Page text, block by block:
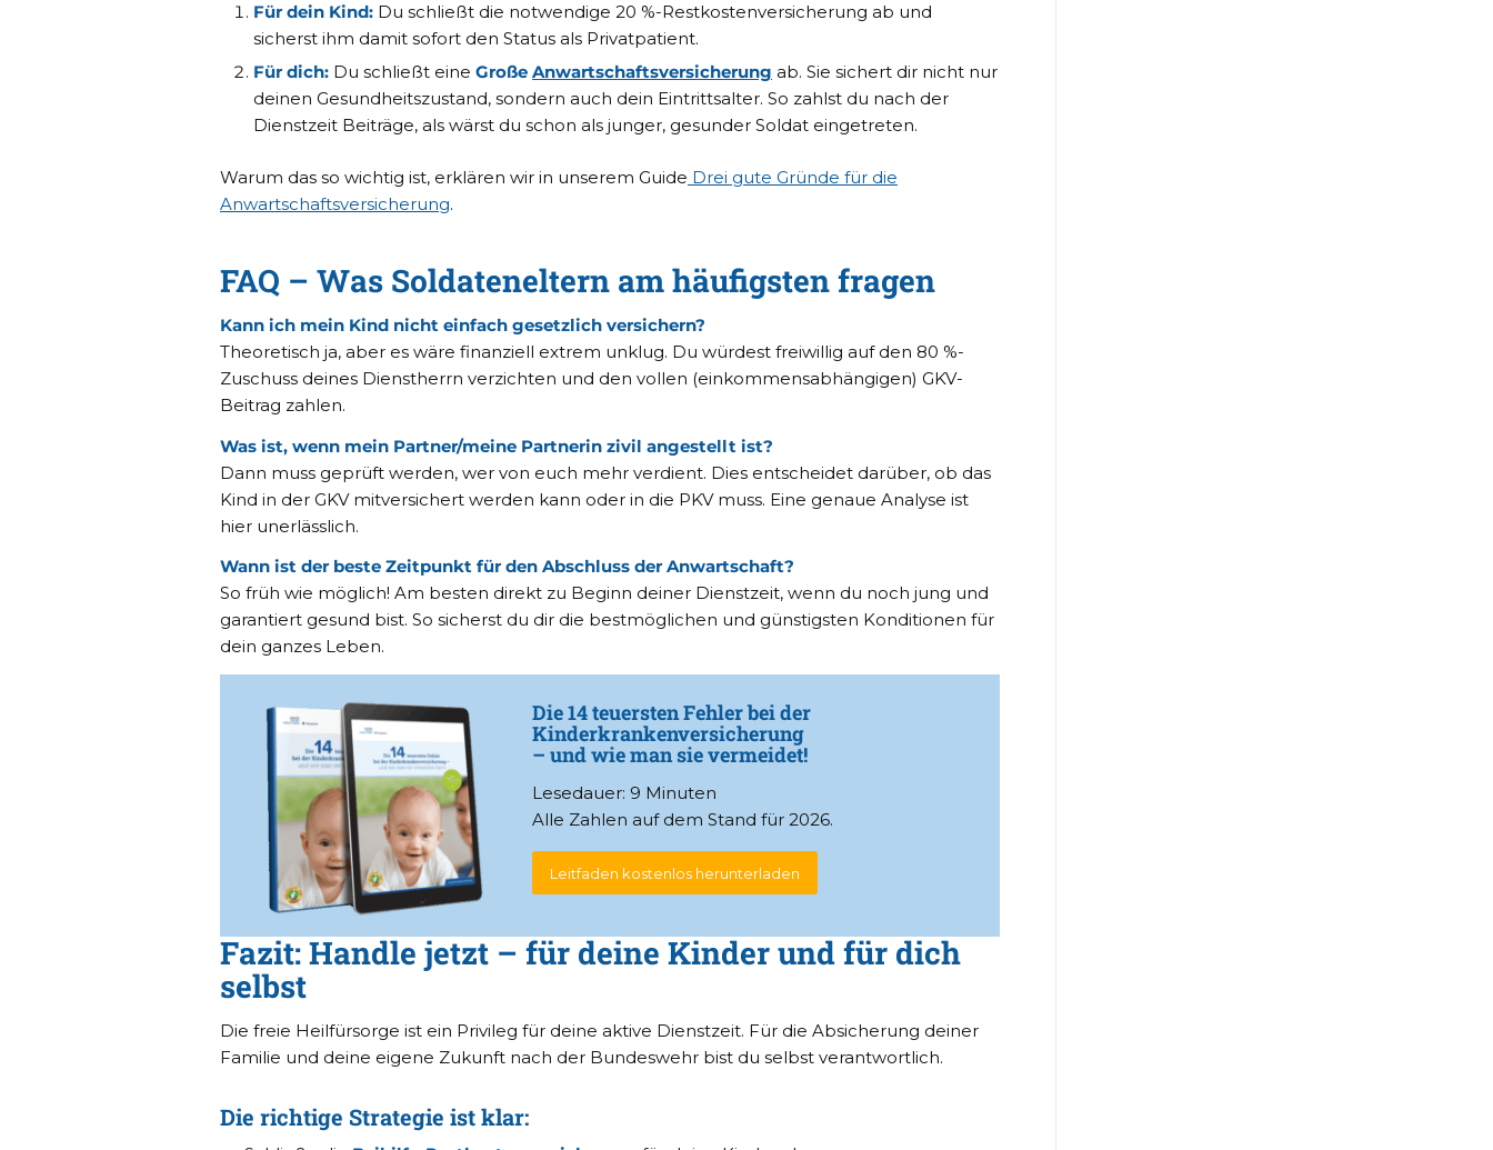
Für dein Kind: Du schließt die notwendige 20 %-Restkostenversicherung ab und
sicherst ihm damit sofort den Status als Privatpatient.
Für dich: Du schließt eine Große Anwartschaftsversicherung ab. Sie sichert dir nicht nur
deinen Gesundheitszustand, sondern auch dein Eintrittsalter. So zahlst du nach der
Dienstzeit Beiträge, als wärst du schon als junger, gesunder Soldat eingetreten.
Warum das so wichtig ist, erklären wir in unserem Guide Drei gute Gründe für die
Anwartschaftsversicherung.
FAQ – Was Soldateneltern am häufigsten fragen
Kann ich mein Kind nicht einfach gesetzlich versichern?
Theoretisch ja, aber es wäre finanziell extrem unklug. Du würdest freiwillig auf den 80 %-
Zuschuss deines Dienstherrn verzichten und den vollen (einkommensabhängigen) GKV-
Beitrag zahlen.
Was ist, wenn mein Partner/meine Partnerin zivil angestellt ist?
Dann muss geprüft werden, wer von euch mehr verdient. Dies entscheidet darüber, ob das
Kind in der GKV mitversichert werden kann oder in die PKV muss. Eine genaue Analyse ist
hier unerlässlich.
Wann ist der beste Zeitpunkt für den Abschluss der Anwartschaft?
So früh wie möglich! Am besten direkt zu Beginn deiner Dienstzeit, wenn du noch jung und
garantiert gesund bist. So sicherst du dir die bestmöglichen und günstigsten Konditionen für
dein ganzes Leben.
Die 14 teuersten Fehler bei der
Kinderkrankenversicherung
– und wie man sie vermeidet!
Lesedauer: 9 Minuten
Alle Zahlen auf dem Stand für 2026.
Leitfaden kostenlos herunterladen
Fazit: Handle jetzt – für deine Kinder und für dich
selbst
Die freie Heilfürsorge ist ein Privileg für deine aktive Dienstzeit. Für die Absicherung deiner
Familie und deine eigene Zukunft nach der Bundeswehr bist du selbst verantwortlich.
Die richtige Strategie ist klar: